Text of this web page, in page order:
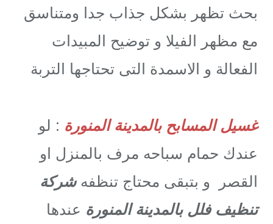
بحث تظهر بشكل جذاب جدا ومتناسق
مع مظهر الفيلا و توضيح المبيدات
الفعالة و الاسمدة التى تحتاجها التربة
غسيل المسابح بالمدينة المنورة : لو
عندك حمام سباحه مرف بالمنزل او
القصر و بتبقى محتاج تنظفهشركة
تنظيف فلل بالمدينة المنورة عندها